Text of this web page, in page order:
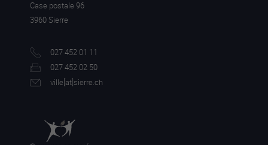
Case postale 96
3960 Sierre
027 452 01 11
027 452 02 50
ville[at]sierre.ch